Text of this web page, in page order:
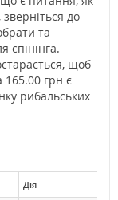
до
та
спінінга.
щоб
165.00 грн є
рибальських
Дія